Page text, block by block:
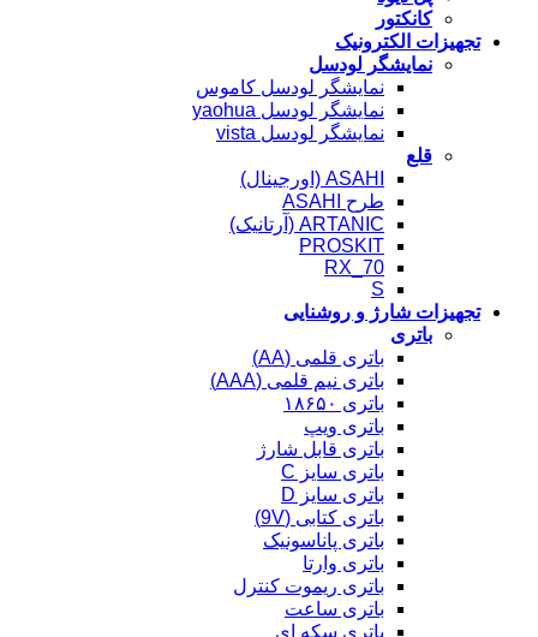
کانکتور
تجهیزات الکترونیک
نمایشگر لودسل
نمایشگر لودسل کاموس
نمایشگر لودسل yaohua
نمایشگر لودسل vista
قلع
ASAHI (اورجینال)
طرح ASAHI
ARTANIC (آرتانیک)
PROSKIT
RX_70
S
تجهیزات شارژ و روشنایی
باتری
باتری قلمی (AA)
باتری نیم قلمی (AAA)
باتری ۱۸۶۵۰
باتری ویپ
باتری قابل شارژ
باتری سایز C
باتری سایز D
باتری کتابی (9V)
باتری پاناسونیک
باتری وارتا
باتری ریموت کنترل
باتری ساعت
باتری سکه ای